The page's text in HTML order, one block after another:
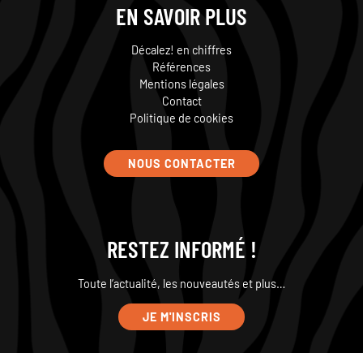
EN SAVOIR PLUS
Décalez! en chiffres
Références
Mentions légales
Contact
Politique de cookies
NOUS CONTACTER
RESTEZ INFORMÉ !
Toute l’actualité, les nouveautés et plus…
JE M'INSCRIS